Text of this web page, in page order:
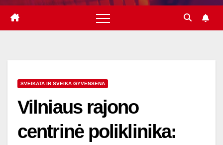
SVEIKATA IR SVEIKA GYVENSENA
Vilniaus rajono
centrinė poliklinika: